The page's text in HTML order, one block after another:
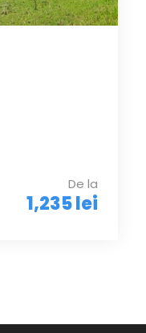
De la
1,235 lei